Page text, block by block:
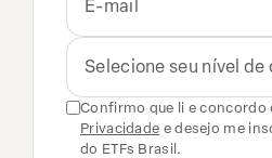
Selecione seu nível
Confirmo que li e concordo
Privacidade e desejo me
do ETFs Brasil.